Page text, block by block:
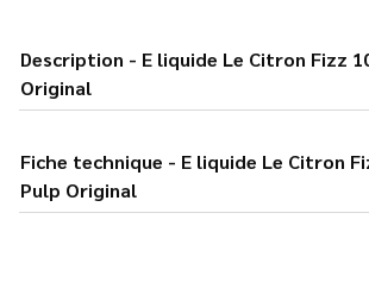
Description - E liquide Le Citron Fizz 10 ml - Pulp
Original
Fiche technique - E liquide Le Citron Fizz 10 ml -
Pulp Original